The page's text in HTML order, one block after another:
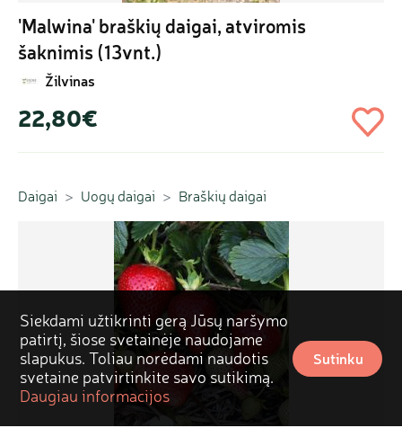
'Malwina' braškių daigai, atviromis
šaknimis (13vnt.)
Žilvinas
22,80€
Daigai Uogų daigai Braškių daigai
Sutinku
Siekdami užtikrinti gerą Jūsų naršymo
patirtį, šiose svetainėje naudojame
slapukus. Toliau norėdami naudotis
svetaine patvirtinkite savo sutikimą.
Daugiau informacijos